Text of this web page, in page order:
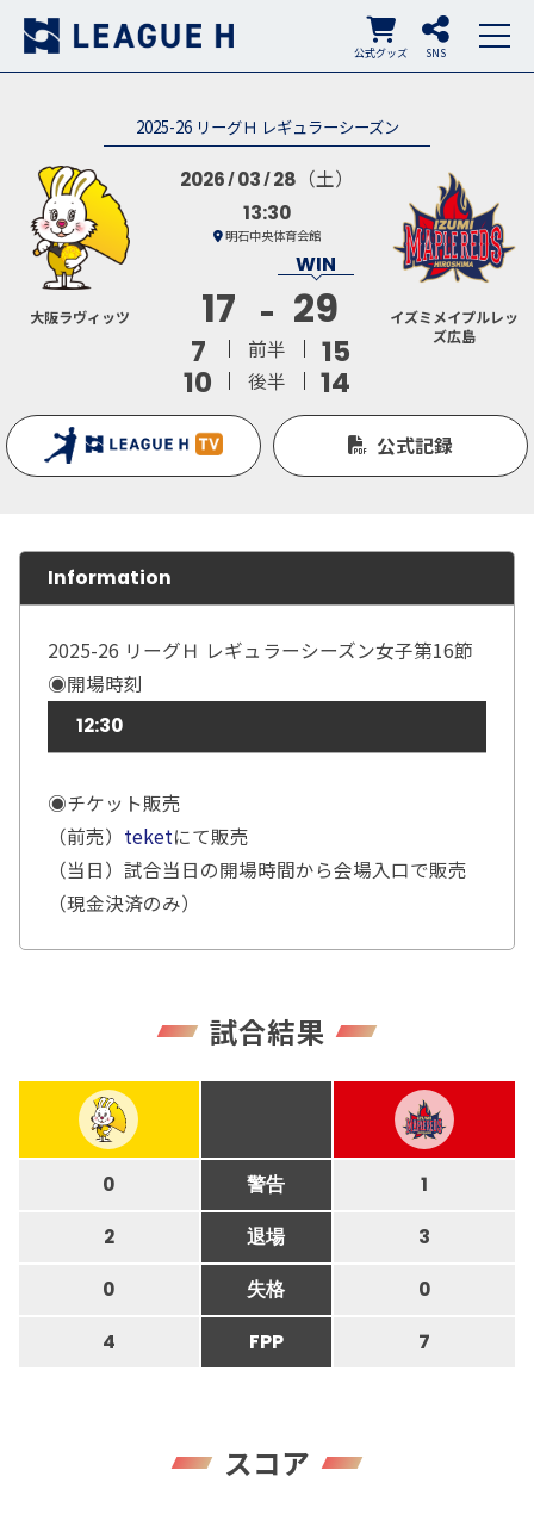
SNS
公式グッズ
2025-26 リーグＨ レギュラーシーズン
大阪ラヴィッツ
2026 03 28 （土）
13:30
明石中央体育会館
17 29
7 前半
15
10
後半 14
イズミメイプルレッ
ズ広島
公式記録
Information
2025-26 リーグＨ レギュラーシーズン女子第16節
◉開場時刻
12:30
◉チケット販売
（前売） teketにて販売
（当日）試合当日の開場時間から会場入口で販売
（現金決済のみ）
試合結果
0 警告 1
2 退場 3
0 失格 0
4 FPP 7
スコア